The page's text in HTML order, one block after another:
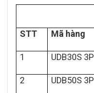
STT Mã hàng
1 UDB30S 3P
2 UDB50S 3P